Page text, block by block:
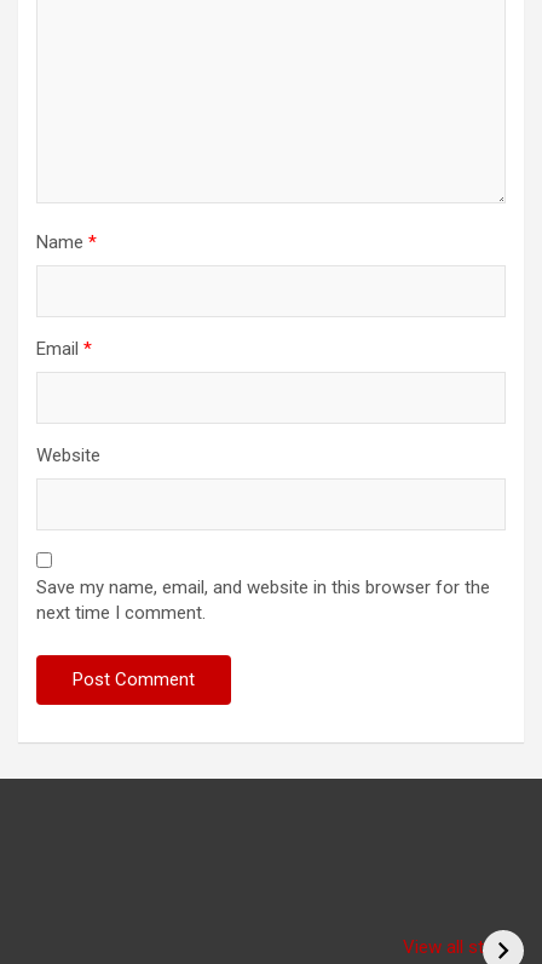
Name *
Email *
Website
Save my name, email, and website in this browser for the
next time I comment.
View all stories
(Bitiya) बिटिया